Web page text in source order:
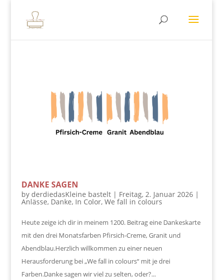
DANKE SAGEN
by derdiedasKleine bastelt| Freitag, 2. Januar 2026|
Anlässe, Danke, In Color, We fall in colours
Heute zeige ich dir in meinem 1200. Beitrag eine Dankeskarte
mit den drei Monatsfarben Pfirsich-Creme, Granit und
Abendblau.Herzlich willkommen zu einer neuen
Herausforderung bei „We fall in colours“ mit je drei
Farben.Danke sagen wir viel zu selten, oder?...